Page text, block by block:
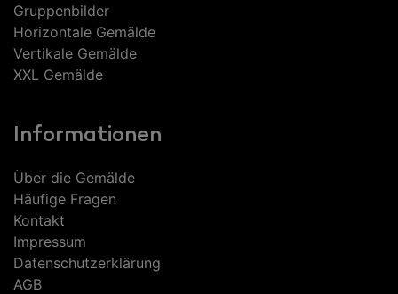
Gruppenbilder
Horizontale Gemälde
Vertikale Gemälde
XXL Gemälde
Informationen
Über die Gemälde
Häufige Fragen
Kontakt
Impressum
Datenschutzerklärung
AGB